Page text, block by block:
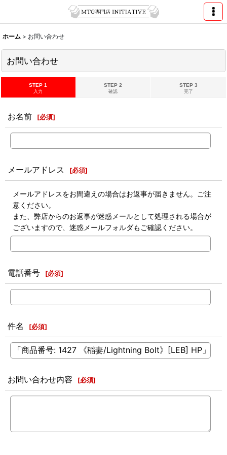
ホーム > お問い合わせ
お問い合わせ
STEP 1
入力
STEP 2
確認
STEP 3
完了
お名前 [必須]
メールアドレス [必須]
メールアドレスをお間違えの場合はお返事が届きません。ご注
意ください。
また、弊店からのお返事が迷惑メールとして処理される場合が
ございますので、迷惑メールフォルダもご確認ください。
電話番号 [必須]
件名 [必須]
お問い合わせ内容 [必須]